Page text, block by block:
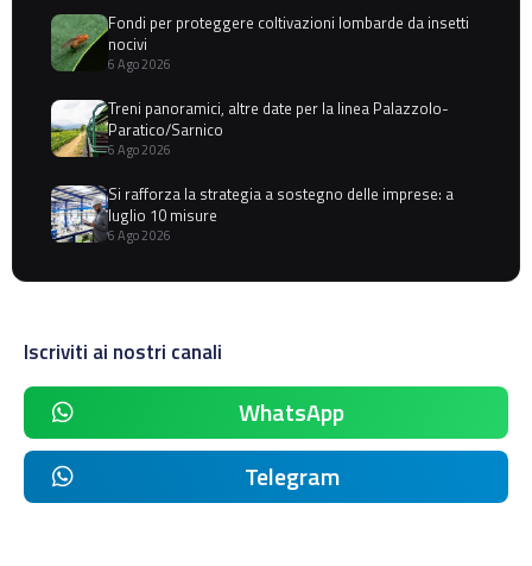
Fondi per proteggere coltivazioni lombarde da insetti
nocivi
6 Ago 2026
Treni panoramici, altre date per la linea Palazzolo-
Paratico/Sarnico
6 Ago 2026
Si rafforza la strategia a sostegno delle imprese: a
luglio 10 misure
6 Ago 2026
Iscriviti ai nostri canali
WhatsApp
Telegram